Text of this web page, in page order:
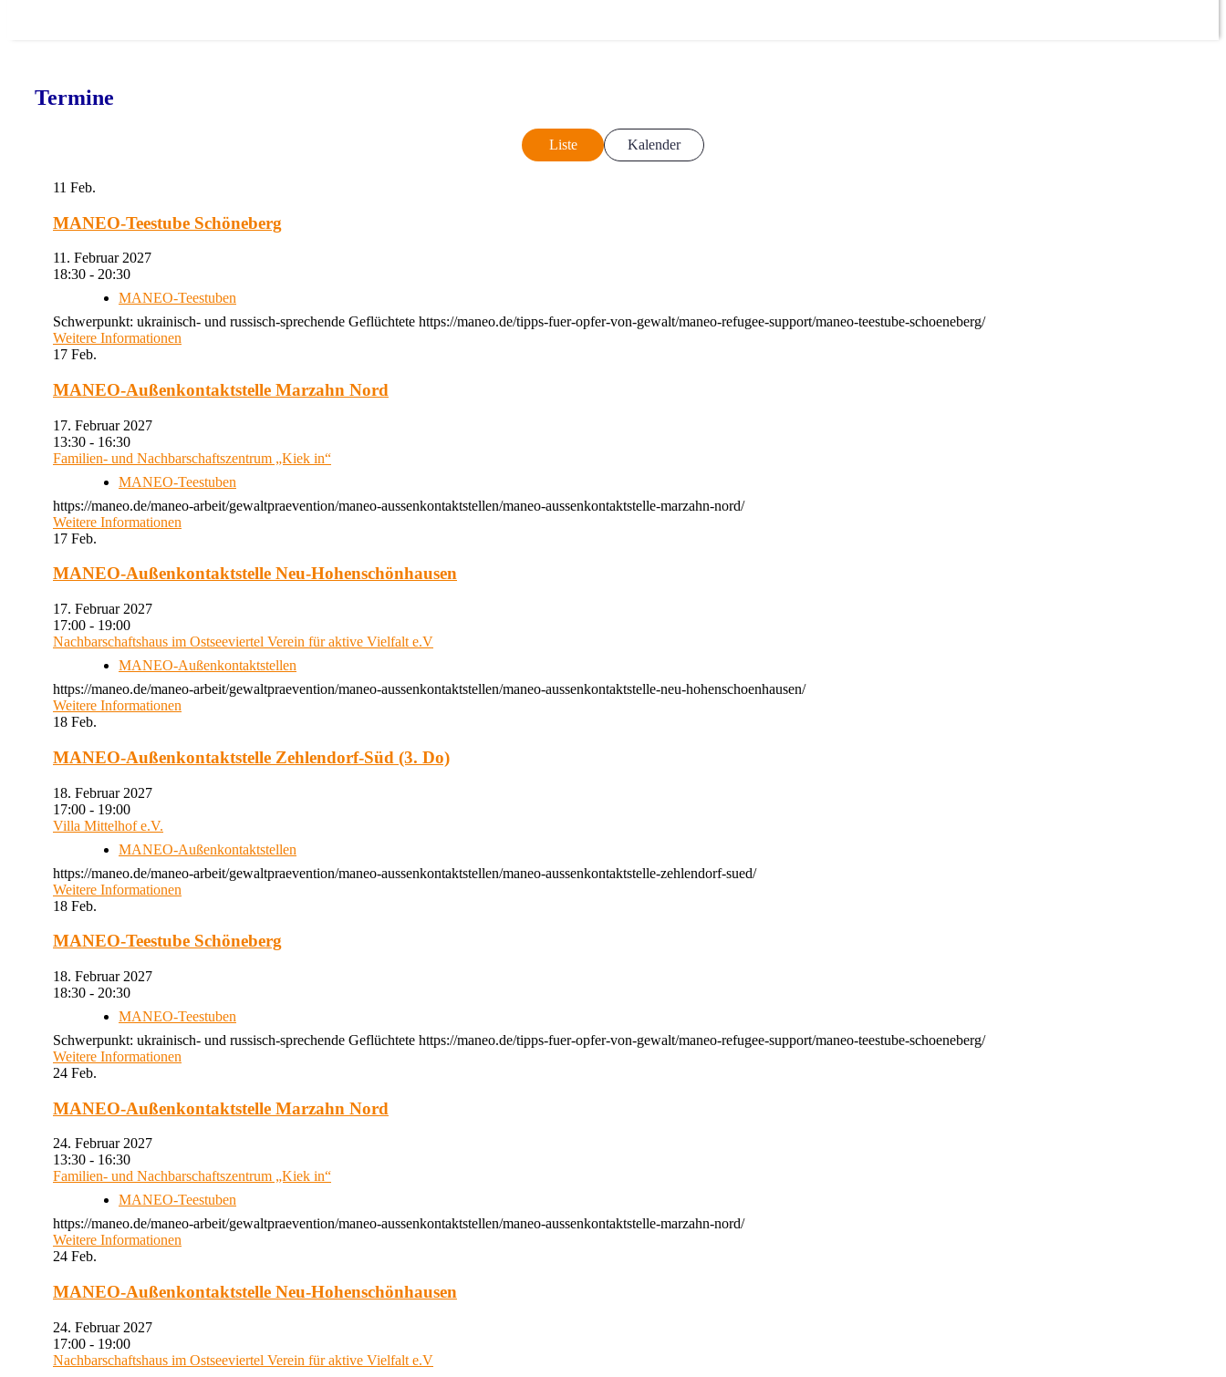
Termine
Liste Kalender
11 Feb.
MANEO-Teestube Schöneberg
11. Februar 2027
18:30 - 20:30
MANEO-Teestuben
Schwerpunkt: ukrainisch- und russisch-sprechende Geflüchtete https://maneo.de/tipps-fuer-opfer-von-gewalt/maneo-refugee-support/maneo-teestube-schoeneberg/
Weitere Informationen
17 Feb.
MANEO-Außenkontaktstelle Marzahn Nord
17. Februar 2027
13:30 - 16:30
Familien- und Nachbarschaftszentrum „Kiek in“
MANEO-Teestuben
https://maneo.de/maneo-arbeit/gewaltpraevention/maneo-aussenkontaktstellen/maneo-aussenkontaktstelle-marzahn-nord/
Weitere Informationen
17 Feb.
MANEO-Außenkontaktstelle Neu-Hohenschönhausen
17. Februar 2027
17:00 - 19:00
Nachbarschaftshaus im Ostseeviertel Verein für aktive Vielfalt e.V
MANEO-Außenkontaktstellen
https://maneo.de/maneo-arbeit/gewaltpraevention/maneo-aussenkontaktstellen/maneo-aussenkontaktstelle-neu-hohenschoenhausen/
Weitere Informationen
18 Feb.
MANEO-Außenkontaktstelle Zehlendorf-Süd (3. Do)
18. Februar 2027
17:00 - 19:00
Villa Mittelhof e.V.
MANEO-Außenkontaktstellen
https://maneo.de/maneo-arbeit/gewaltpraevention/maneo-aussenkontaktstellen/maneo-aussenkontaktstelle-zehlendorf-sued/
Weitere Informationen
18 Feb.
MANEO-Teestube Schöneberg
18. Februar 2027
18:30 - 20:30
MANEO-Teestuben
Schwerpunkt: ukrainisch- und russisch-sprechende Geflüchtete https://maneo.de/tipps-fuer-opfer-von-gewalt/maneo-refugee-support/maneo-teestube-schoeneberg/
Weitere Informationen
24 Feb.
MANEO-Außenkontaktstelle Marzahn Nord
24. Februar 2027
13:30 - 16:30
Familien- und Nachbarschaftszentrum „Kiek in“
MANEO-Teestuben
https://maneo.de/maneo-arbeit/gewaltpraevention/maneo-aussenkontaktstellen/maneo-aussenkontaktstelle-marzahn-nord/
Weitere Informationen
24 Feb.
MANEO-Außenkontaktstelle Neu-Hohenschönhausen
24. Februar 2027
17:00 - 19:00
Nachbarschaftshaus im Ostseeviertel Verein für aktive Vielfalt e.V